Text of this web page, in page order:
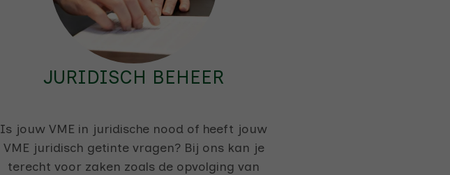
JURIDISCH BEHEER
Is jouw VME in juridische nood of heeft jouw
VME juridisch getinte vragen? Bij ons kan je
terecht voor zaken zoals de opvolging van